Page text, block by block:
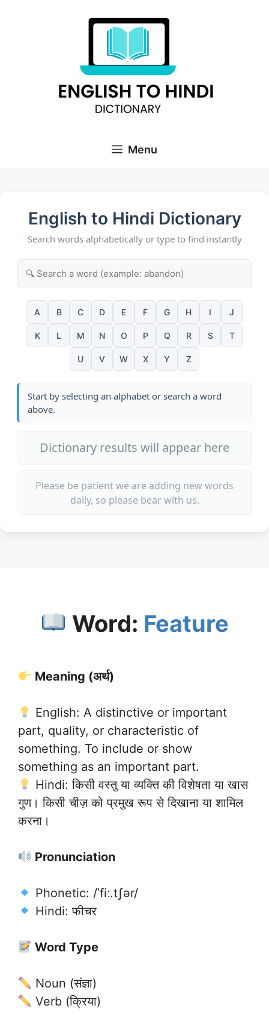
Menu
English to Hindi Dictionary
Search words alphabetically or type to find instantly
A B C D E F G H I J
K L M N O P Q R S T
U V W X Y Z
Start by selecting an alphabet or search a word
above.
Dictionary results will appear here
Please be patient we are adding new words
daily, so please bear with us.
Word: Feature
Meaning (अर्थ)
English: A distinctive or important
part, quality, or characteristic of
something. To include or show
something as an important part.
Hindi: किसी वस्तु या व्यक्ति की विशेषता या खास
गुण। किसी चीज़ को प्रमुख रूप से दिखाना या शामिल
करना।
Pronunciation
Phonetic: /ˈfiː.tʃər/
Hindi: फीचर
Word Type
Noun (संज्ञा)
Verb (क्रिया)